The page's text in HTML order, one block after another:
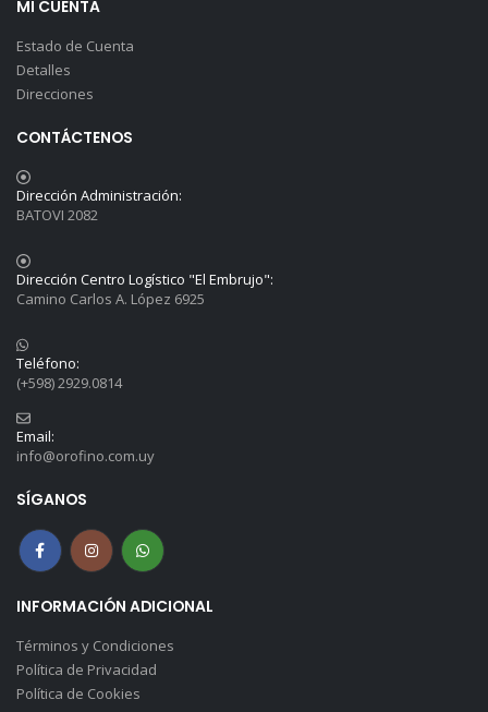
MI CUENTA
Estado de Cuenta
Detalles
Direcciones
CONTÁCTENOS
Dirección Administración:
BATOVI 2082
Dirección Centro Logístico "El Embrujo":
Camino Carlos A. López 6925
Teléfono:
(+598) 2929.0814
Email:
info@orofino.com.uy
SÍGANOS
INFORMACIÓN ADICIONAL
Términos y Condiciones
Política de Privacidad
Política de Cookies